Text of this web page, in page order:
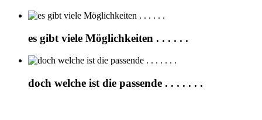
es gibt viele Möglichkeiten . . . . . .
doch welche ist die passende . . . . . . .